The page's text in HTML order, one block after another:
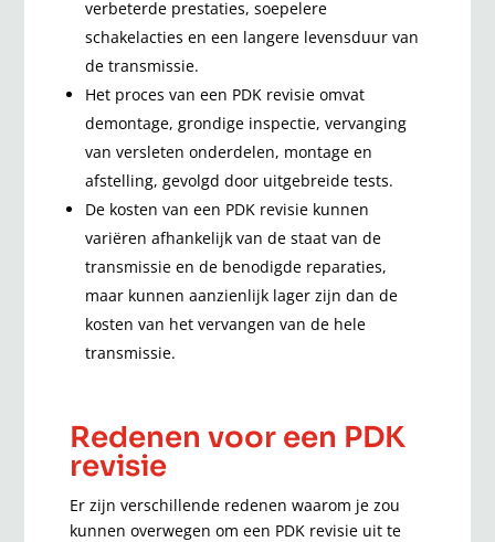
verbeterde prestaties, soepelere
schakelacties en een langere levensduur van
de transmissie.
Het proces van een PDK revisie omvat
demontage, grondige inspectie, vervanging
van versleten onderdelen, montage en
afstelling, gevolgd door uitgebreide tests.
De kosten van een PDK revisie kunnen
variëren afhankelijk van de staat van de
transmissie en de benodigde reparaties,
maar kunnen aanzienlijk lager zijn dan de
kosten van het vervangen van de hele
transmissie.
Redenen voor een PDK
revisie
Er zijn verschillende redenen waarom je zou
kunnen overwegen om een PDK revisie uit te